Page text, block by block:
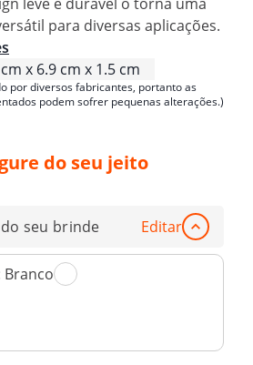
para diversas aplicações.
x 6.9 cm x 1.5 cm
por diversos fabricantes, portanto as
podem sofrer pequenas alterações.)
do seu jeito
seu brinde Editar
Branco